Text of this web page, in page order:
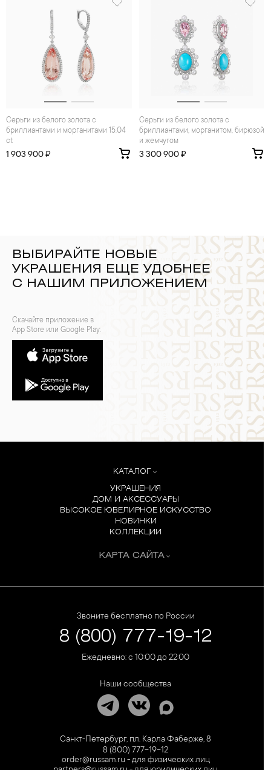
Серьги из белого золота с
бриллиантами и морганитами 15.04
ct
1 903 900 ₽
Серьги из белого золота с
бриллиантами, морганитом, бирюзой
и жемчугом
3 300 900 ₽
ВЫБИРАЙТЕ НОВЫЕ
УКРАШЕНИЯ ЕЩЕ УДОБНЕЕ
С НАШИМ ПРИЛОЖЕНИЕМ
Скачайте приложение в
App Store или Google Play:
КАТАЛОГ
УКРАШЕНИЯ
ДОМ И АКСЕССУАРЫ
ВЫСОКОЕ ЮВЕЛИРНОЕ ИСКУССТВО
НОВИНКИ
КОЛЛЕКЦИИ
КАРТА САЙТА
Звоните бесплатно по России
8 (800) 777-19-12
Ежедневно: с 10:00 до 22:00
Наши сообщества
Санкт-Петербург, пл. Карла Фаберже, 8
8 (800) 777-19-12
order@russam.ru - для физических лиц